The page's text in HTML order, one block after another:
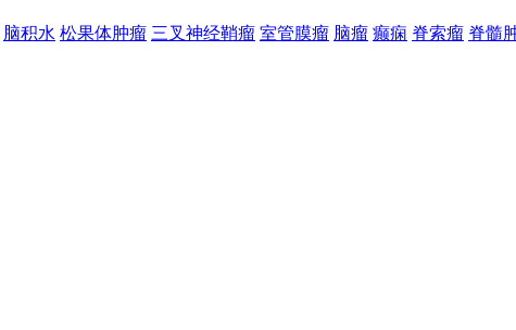
脑积水 松果体肿瘤 三叉神经鞘瘤 室管膜瘤 脑瘤 癫痫 脊索瘤 脊髓